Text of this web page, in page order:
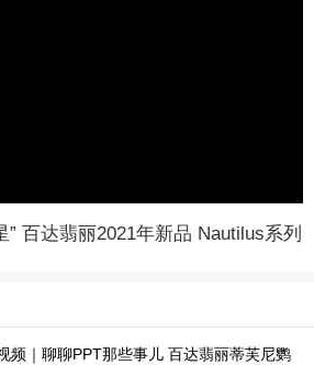
” 百达翡丽2021年新品 Nautilus系列
频｜聊聊PPT那些事儿 百达翡丽蒂芙尼鹦